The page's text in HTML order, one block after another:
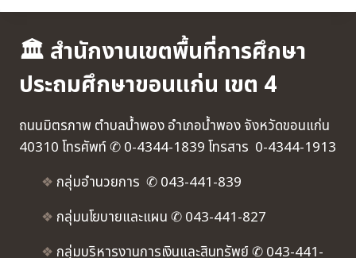
🏛 สำนักงานเขตพื้นที่การศึกษา
ประถมศึกษาขอนแก่น เขต 4
ถนนมิตรภาพ ตำบลน้ำพอง อำเภอน้ำพอง จังหวัดขอนแก่น
40310 โทรศัพท์ ✆ 0-4344-1839 โทรสาร 0-4344-1913
❖ กลุ่มอำนวยการ ✆ 043-441-839
❖ กลุ่มนโยบายและแผน ✆ 043-441-827
❖ กลุ่มบริหารงานการเงินและสินทรัพย์ ✆ 043-441-